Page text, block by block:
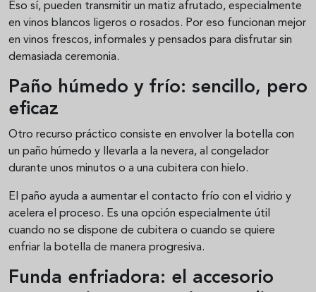
Eso sí, pueden transmitir un matiz afrutado, especialmente
en vinos blancos ligeros o rosados. Por eso funcionan mejor
en vinos frescos, informales y pensados para disfrutar sin
demasiada ceremonia.
Paño húmedo y frío: sencillo, pero
eficaz
Otro recurso práctico consiste en envolver la botella con
un paño húmedo y llevarla a la nevera, al congelador
durante unos minutos o a una cubitera con hielo.
El paño ayuda a aumentar el contacto frío con el vidrio y
acelera el proceso. Es una opción especialmente útil
cuando no se dispone de cubitera o cuando se quiere
enfriar la botella de manera progresiva.
Funda enfriadora: el accesorio